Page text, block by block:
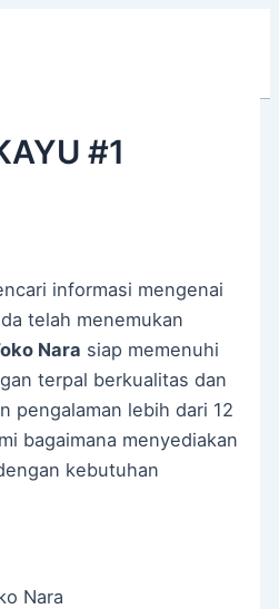
#1
informasi mengenai
telah menemukan
Nara siap memenuhi
terpal berkualitas dan
pengalaman lebih dari 12
bagaimana menyediakan
kebutuhan
Nara